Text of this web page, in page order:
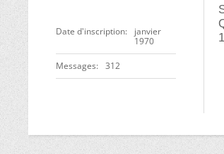
Date d'inscription
janvier
1970
Messages 312